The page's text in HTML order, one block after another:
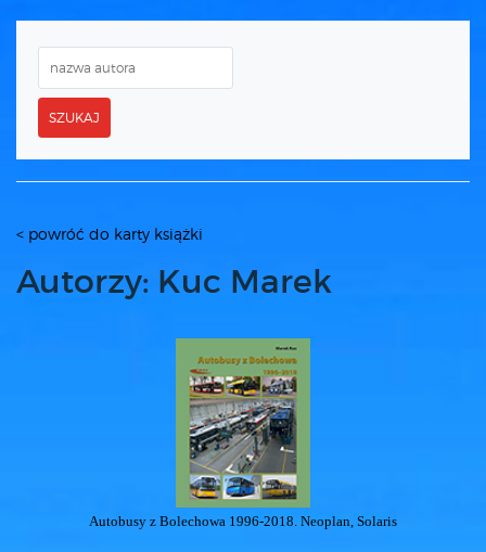
SZUKAJ
< powróć do karty książki
Autorzy: Kuc Marek
Autobusy z Bolechowa 1996-2018. Neoplan, Solaris